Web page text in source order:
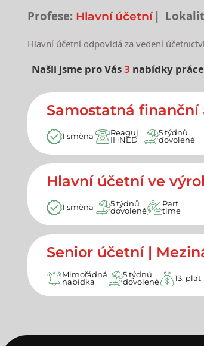
Profese: Hlavní účetní
Hlavní účetní odpovídá za vedení
Našli jsme pro Vás3 nabídky práce
Nejnovější
Samostatná finanční
1 směna
Reaguj
IHNED
5 týdnů
dovolené
Hlavní účetní ve
1 směna
5 týdnů
dovolené
Part
time
Senior účetní |
Mimořádná
nabídka
5 týdnů
dovolené
13. plat